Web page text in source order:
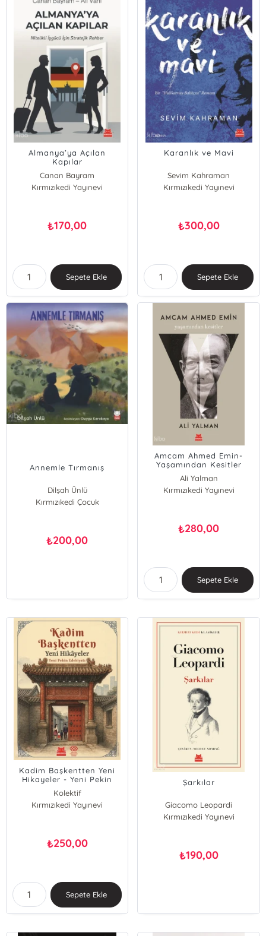
Almanya’ya Açılan
Kapılar
Canan Bayram
Ali Varlı
Kırmızıkedi Yayınevi
₺170,00
Sepete Ekle
Karanlık ve Mavi
Sevim Kahraman
Kırmızıkedi Yayınevi
₺300,00
Sepete Ekle
Annemle Tırmanış
Dilşah Ünlü
Kırmızıkedi Çocuk
₺200,00
Amcam Ahmed Emin-
Yaşamından Kesitler
Ali Yalman
Kırmızıkedi Yayınevi
₺280,00
Sepete Ekle
Kadim Başkentten Yeni
Hikayeler - Yeni Pekin
Edebiyatı 1. Sayı
Kolektif
Kırmızıkedi Yayınevi
₺250,00
Sepete Ekle
Şarkılar
Giacomo Leopardi
Kırmızıkedi Yayınevi
₺190,00